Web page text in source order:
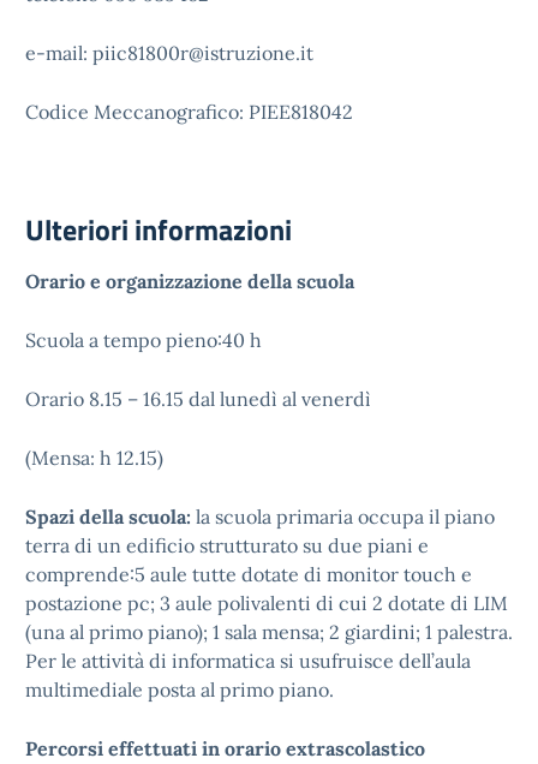
e-mail: piic81800r@istruzione.it
Codice Meccanografico: PIEE818042
Ulteriori informazioni
Orario e organizzazione della scuola
Scuola a tempo pieno:40 h
Orario 8.15 – 16.15 dal lunedì al venerdì
(Mensa: h 12.15)
Spazi della scuola: la scuola primaria occupa il piano
terra di un edificio strutturato su due piani e
comprende:5 aule tutte dotate di monitor touch e
postazione pc; 3 aule polivalenti di cui 2 dotate di LIM
(una al primo piano); 1 sala mensa; 2 giardini; 1 palestra.
Per le attività di informatica si usufruisce dell’aula
multimediale posta al primo piano.
Percorsi effettuati in orario extrascolastico